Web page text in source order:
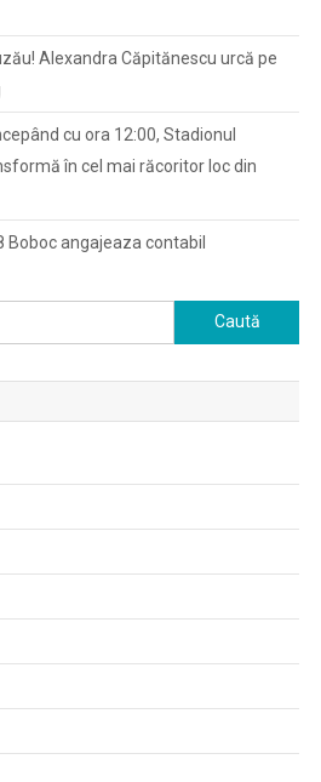
Alexandra Căpitănescu urcă pe
cu ora 12:00, Stadionul
în cel mai răcoritor loc din
Boboc angajeaza contabil
Caută
după: